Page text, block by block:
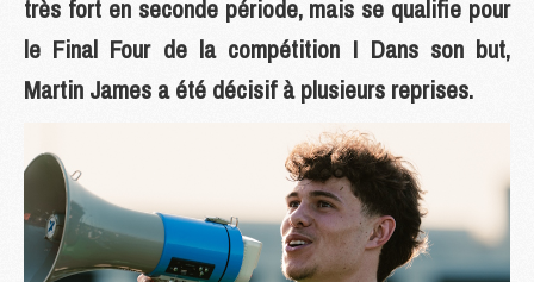
très fort en seconde période, mais se qualifie pour
le Final Four de la compétition ! Dans son but,
Martin James a été décisif à plusieurs reprises.